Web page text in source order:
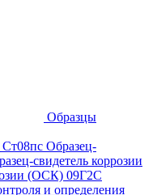
Образцы
Образец-
свидетель коррозии
(ОСК) 09Г2С
и определения